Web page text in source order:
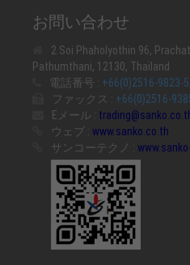
お問い合わせ
2 Soi Phaholyothin 96,
Pathumthani, 12130, Thailand
電話番号 : +66(0)2516-9823-
ファックス : +66(0)2516-
Eメール :
ウェブ : www.sanko.co.th
サンコーテクノ :